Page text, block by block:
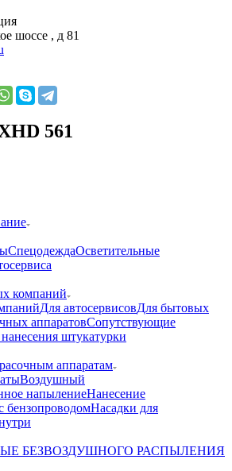
шоссе , д 81
561
СпецодеждаОсветительные
компаний
Для автосервисовДля бытовых
аппаратовСопутствующие
штукатурки
аппаратам
Воздушный
напылениеНанесение
бензопроводомНасадки для
БЕЗВОЗДУШНОГО РАСПЫЛЕНИЯ